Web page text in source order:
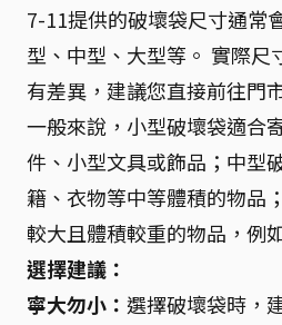
7-11提供的破壞袋尺寸通常
型、中型、大型等。 實際尺
有差異，建議您直接前往門
一般來說，小型破壞袋適合
件、小型文具或飾品；中型
籍、衣物等中等體積的物品
較大且體積較重的物品，例
選擇建議：
寧大勿小： 選擇破壞袋時，